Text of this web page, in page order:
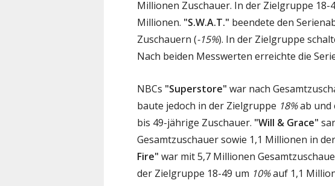
Millionen Zuschauer. In der Zielgruppe 18-
Millionen. "S.W.A.T." beendete den
Zuschauern (-15%). In der Zielgruppe
Nach beiden Messwerten erreichte die
NBCs "Superstore" war nach
baute jedoch in der Zielgruppe 18%ab und
bis 49-jährige Zuschauer. "Will & Grace"
Gesamtzuschauer sowie 1,1 Millionen in
Fire" war mit 5,7 Millionen
der Zielgruppe 18-49 um 10%auf 1,1